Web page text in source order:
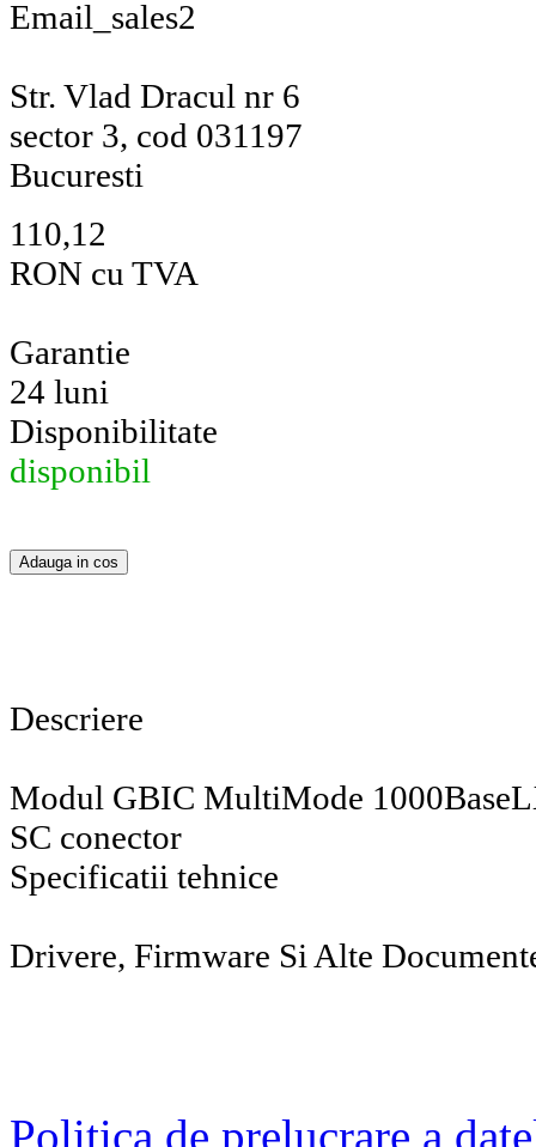
Str. Vlad Dracul nr 6
sector 3, cod 031197
Bucuresti
110,12
RON cu TVA
Garantie
24 luni
Disponibilitate
disponibil
Descriere
Modul GBIC MultiMode
SC conector
Specificatii tehnice
Drivere, Firmware Si Alte
Politica de prelucrare a